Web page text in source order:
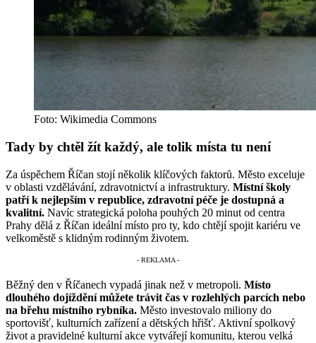
Foto: Wikimedia Commons
Tady by chtěl žít každý, ale tolik místa tu není
Za úspěchem Říčan stojí několik klíčových faktorů. Město exceluje
v oblasti vzdělávání, zdravotnictví a infrastruktury. Místní školy
patří k nejlepším v republice, zdravotní péče je dostupná a
kvalitní. Navíc strategická poloha pouhých 20 minut od centra
Prahy dělá z Říčan ideální místo pro ty, kdo chtějí spojit kariéru ve
velkoměstě s klidným rodinným životem.
Běžný den v Říčanech vypadá jinak než v metropoli. Místo
dlouhého dojíždění můžete trávit čas v rozlehlých parcích nebo
na břehu místního rybníka. Město investovalo miliony do
sportovišť, kulturních zařízení a dětských hřišť. Aktivní spolkový
život a pravidelné kulturní akce vytvářejí komunitu, kterou velká